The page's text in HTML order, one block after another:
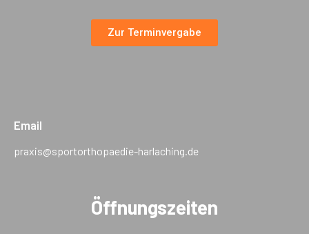
Zur Terminvergabe
Email
praxis@sportorthopaedie-harlaching.de
Öffnungszeiten